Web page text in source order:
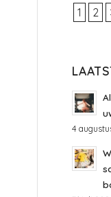
1
2
4